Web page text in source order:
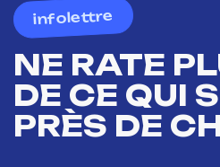
infolettre
NE RATE
DE CE QUI
PRÈS DE